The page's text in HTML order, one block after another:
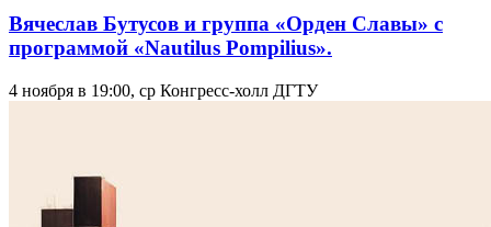
Вячеслав Бутусов и группа «Орден Славы» с
программой «Nautilus Pompilius».
4 ноября в 19:00, ср Конгресс-холл ДГТУ